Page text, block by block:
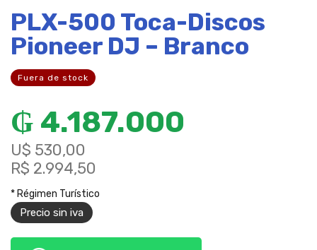
PLX-500 Toca-Discos
Pioneer DJ – Branco
Fuera de stock
₲ 4.187.000
U$ 530,00
R$ 2.994,50
* Régimen Turístico
Precio sin iva